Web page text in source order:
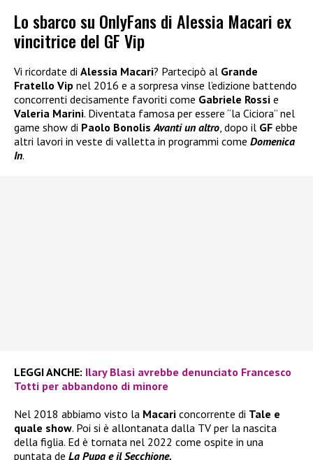
Lo sbarco su OnlyFans di Alessia Macari ex
vincitrice del GF Vip
Vi ricordate di Alessia Macari? Partecipò al Grande
Fratello Vip nel 2016 e a sorpresa vinse l’edizione battendo
concorrenti decisamente favoriti come Gabriele Rossi e
Valeria Marini. Diventata famosa per essere “la Ciciora” nel
game show di Paolo Bonolis Avanti un altro , dopo il GF ebbe
altri lavori in veste di valletta in programmi come Domenica
In.
LEGGI ANCHE: Ilary Blasi avrebbe denunciato Francesco
Totti per abbandono di minore
Nel 2018 abbiamo visto la Macari concorrente di Tale e
quale show. Poi si è allontanata dalla TV per la nascita
della figlia. Ed è tornata nel 2022 come ospite in una
puntata de La Pupa e il Secchione.